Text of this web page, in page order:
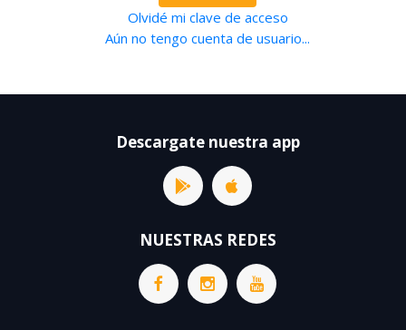
Olvidé mi clave de acceso
Aún no tengo cuenta de usuario...
Descargate nuestra app
NUESTRAS REDES